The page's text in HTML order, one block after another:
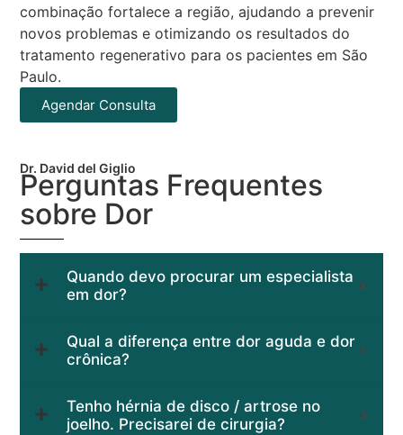
combinação fortalece a região, ajudando a prevenir
novos problemas e otimizando os resultados do
tratamento regenerativo para os pacientes em São
Paulo.
Agendar Consulta
Dr. David del Giglio
Perguntas Frequentes
sobre Dor
Quando devo procurar um especialista
em dor?
Qual a diferença entre dor aguda e dor
crônica?
Tenho hérnia de disco / artrose no
joelho. Precisarei de cirurgia?